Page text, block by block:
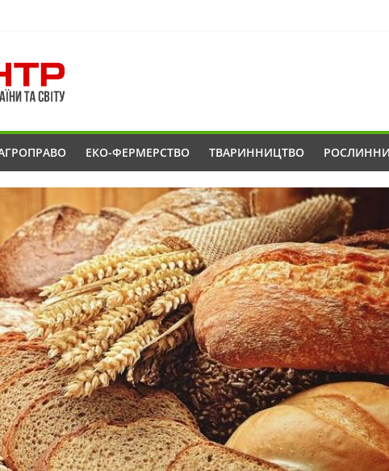
ЕКО-ФЕРМЕРСТВО ТВАРИННИЦТВО